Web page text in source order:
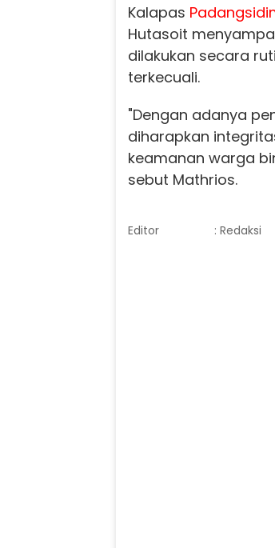
Kalapas
Hutasoit
dilakukan secara
terkecuali.
"Dengan adanya
diharapkan
keamanan warga
sebut Mathrios.
Editor : Redaksi